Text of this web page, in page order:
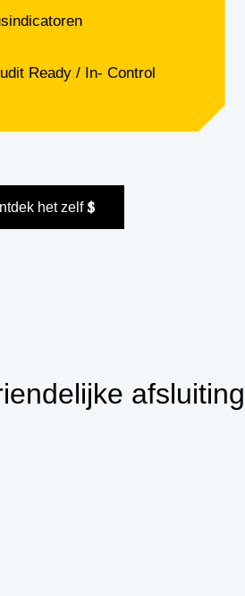
Ready / In- Control
het zelf